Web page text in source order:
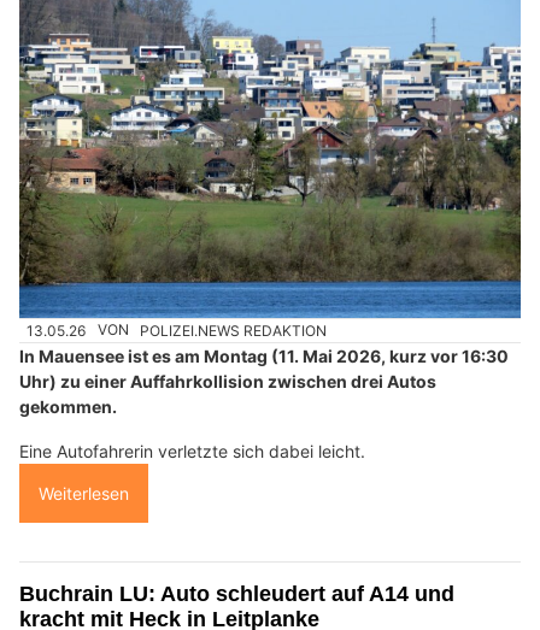
13.05.26 VON POLIZEI.NEWS REDAKTION
In Mauensee ist es am Montag (11. Mai 2026, kurz vor 16:30
Uhr) zu einer Auffahrkollision zwischen drei Autos
gekommen.
Eine Autofahrerin verletzte sich dabei leicht.
Weiterlesen
Buchrain LU: Auto schleudert auf A14 und
kracht mit Heck in Leitplanke